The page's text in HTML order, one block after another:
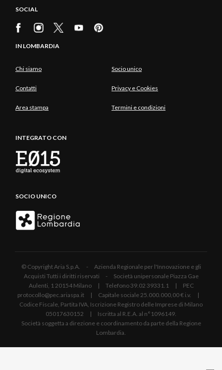
SOCIAL
IN LOMBARDIA
Chi siamo Socio unico
Contatti Privacy e Cookies
Area stampa Termini e condizioni
INTEGRATO CON
SOCIO UNICO
© Copyright Aria S.p.A. - Azienda Regionale per l'Innovazione e gli
Acquisti Tutti i diritti riservati - Società unipersonale Piazza Gae
Aulenti, 1 20154 Milano | Telefono 39.02 39331.1 | PEC
protocollo@pec.ariaspa.it | Capitale sociale 25.000.000,00 € i.v. |
Codice Fiscale, Partita IVA, Iscrizione Registro delle Imprese di Milano
05017630152 | Iscritta al R.E.A. al n°1096149.
Società soggetta a direzione e coordinamento da parte della Regione
Lombardia.